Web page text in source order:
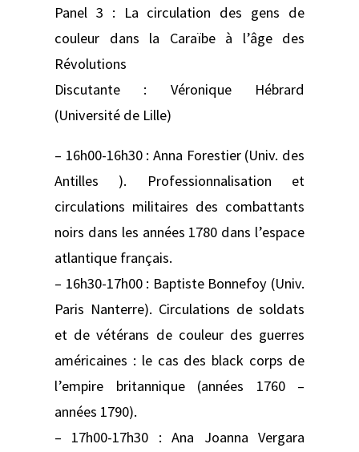
Panel 3 : La circulation des gens de
couleur dans la Caraïbe à l’âge des
Révolutions
Discutante : Véronique Hébrard
(Université de Lille)
– 16h00-16h30 : Anna Forestier (Univ. des
Antilles ). Professionnalisation et
circulations militaires des combattants
noirs dans les années 1780 dans l’espace
atlantique français.
– 16h30-17h00 : Baptiste Bonnefoy (Univ.
Paris Nanterre). Circulations de soldats
et de vétérans de couleur des guerres
américaines : le cas des black corps de
l’empire britannique (années 1760 –
années 1790).
– 17h00-17h30 : Ana Joanna Vergara